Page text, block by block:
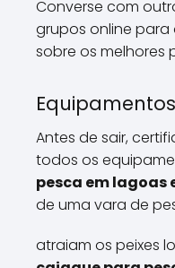
Converse com
grupos online
sobre os melhores
Antes de sair,
todos os
pesca em lagoas
de uma vara de
atraiam os peixes